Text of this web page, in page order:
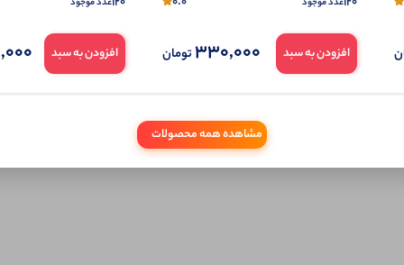
افزودن به سبد 330,000تومان افزودن به سبد
مشاهده همه محصولات